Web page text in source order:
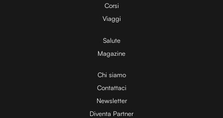
Corsi
Viaggi
Salute
Magazine
Chi siamo
Contattaci
Newsletter
Diventa Partner